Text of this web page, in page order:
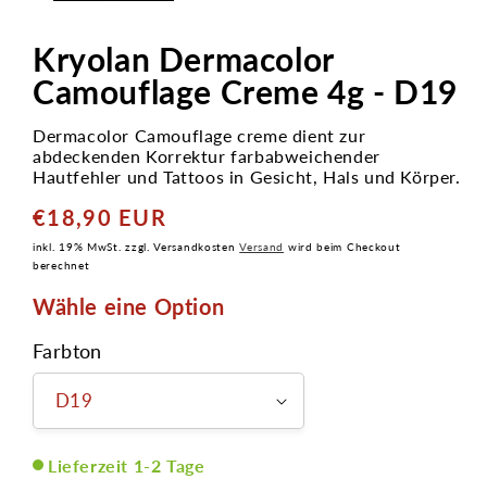
Kryolan Dermacolor
Camouflage Creme 4g - D19
Dermacolor Camouflage creme dient zur
abdeckenden Korrektur farbabweichender
Hautfehler und Tattoos in Gesicht, Hals und Körper.
Normaler
Preis
€18,90 EUR
inkl. 19% MwSt. zzgl. VersandkostenVersand wird beim Checkout
berechnet
Wähle eine Option
Farbton
Lieferzeit 1-2 Tage